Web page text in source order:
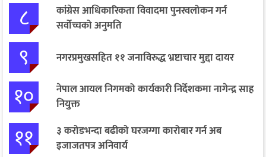
८
कांग्रेस आधिकारिकता विवादमा पुनरवलोकन गर्न
सर्वोच्चको अनुमति
९ नगरप्रमुखसहित ११ जनाविरुद्ध भ्रष्टाचार मुद्दा दायर
१०
नेपाल आयल निगमको कार्यकारी निर्देशकमा नागेन्द्र साह
नियुक्त
११
३ करोडभन्दा बढीको घरजग्गा कारोबार गर्न अब
इजाजतपत्र अनिवार्य